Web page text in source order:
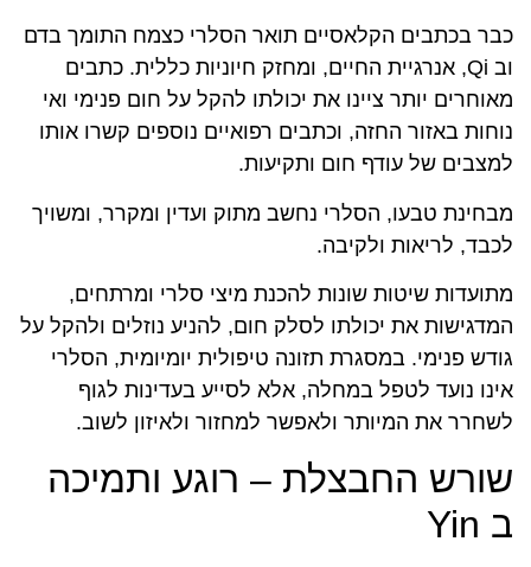
כבר בכתבים הקלאסיים תואר הסלרי כצמח התומך בדם
וב Qi, אנרגיית החיים, ומחזק חיוניות כללית. כתבים
מאוחרים יותר ציינו את יכולתו להקל על חום פנימי ואי
נוחות באזור החזה, וכתבים רפואיים נוספים קשרו אותו
למצבים של עודף חום ותקיעות.
מבחינת טבעו, הסלרי נחשב מתוק ועדין ומקרר, ומשויך
לכבד, לריאות ולקיבה.
מתועדות שיטות שונות להכנת מיצי סלרי ומרתחים,
המדגישות את יכולתו לסלק חום, להניע נוזלים ולהקל על
גודש פנימי. במסגרת תזונה טיפולית יומיומית, הסלרי
אינו נועד לטפל במחלה, אלא לסייע בעדינות לגוף
לשחרר את המיותר ולאפשר למחזור ולאיזון לשוב.
שורש החבצלת – רוגע ותמיכה
ב Yin